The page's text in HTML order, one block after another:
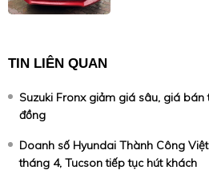
TIN LIÊN QUAN
Suzuki Fronx giảm giá sâu, giá bán
đồng
Doanh số Hyundai Thành Công
tháng 4, Tucson tiếp tục hút khách